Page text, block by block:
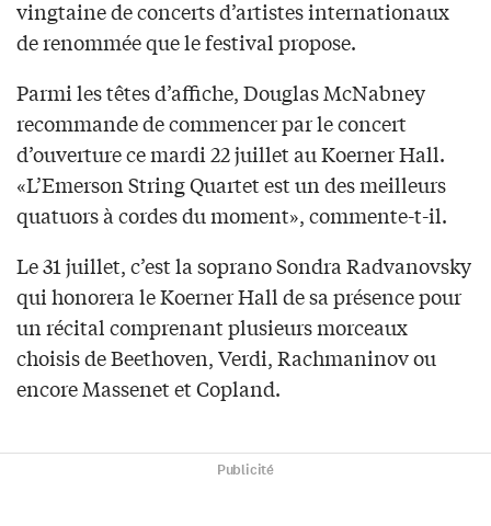
vingtaine de concerts d’artistes internationaux
de renommée que le festival propose.
Parmi les têtes d’affiche, Douglas McNabney
recommande de commencer par le concert
d’ouverture ce mardi 22 juillet au Koerner Hall.
«L’Emerson String Quartet est un des meilleurs
quatuors à cordes du moment», commente-t-il.
Le 31 juillet, c’est la soprano Sondra Radvanovsky
qui honorera le Koerner Hall de sa présence pour
un récital comprenant plusieurs morceaux
choisis de Beethoven, Verdi, Rachmaninov ou
encore Massenet et Copland.
Publicité